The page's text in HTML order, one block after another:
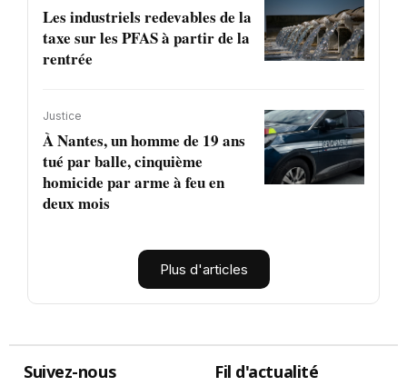
Les industriels redevables de la
taxe sur les PFAS à partir de la
rentrée
Justice
À Nantes, un homme de 19 ans
tué par balle, cinquième
homicide par arme à feu en
deux mois
Plus d'articles
Suivez-nous Fil d'actualité